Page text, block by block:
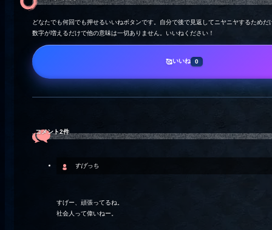
どなたでも何回でも押せるいいねボタンです。自分で後で見返してニヤニヤするため
数字が増えるだけで他の意味は一切ありません。いいねください！
🥰いいね 0
コメント2件
すげっち
すげー、頑張ってるね。
社会人って偉いねー。